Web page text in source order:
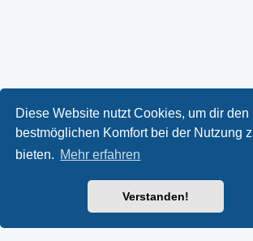
Diese Website nutzt Cookies, um dir den
bestmöglichen Komfort bei der Nutzung
bieten. Mehr erfahren
Verstanden!